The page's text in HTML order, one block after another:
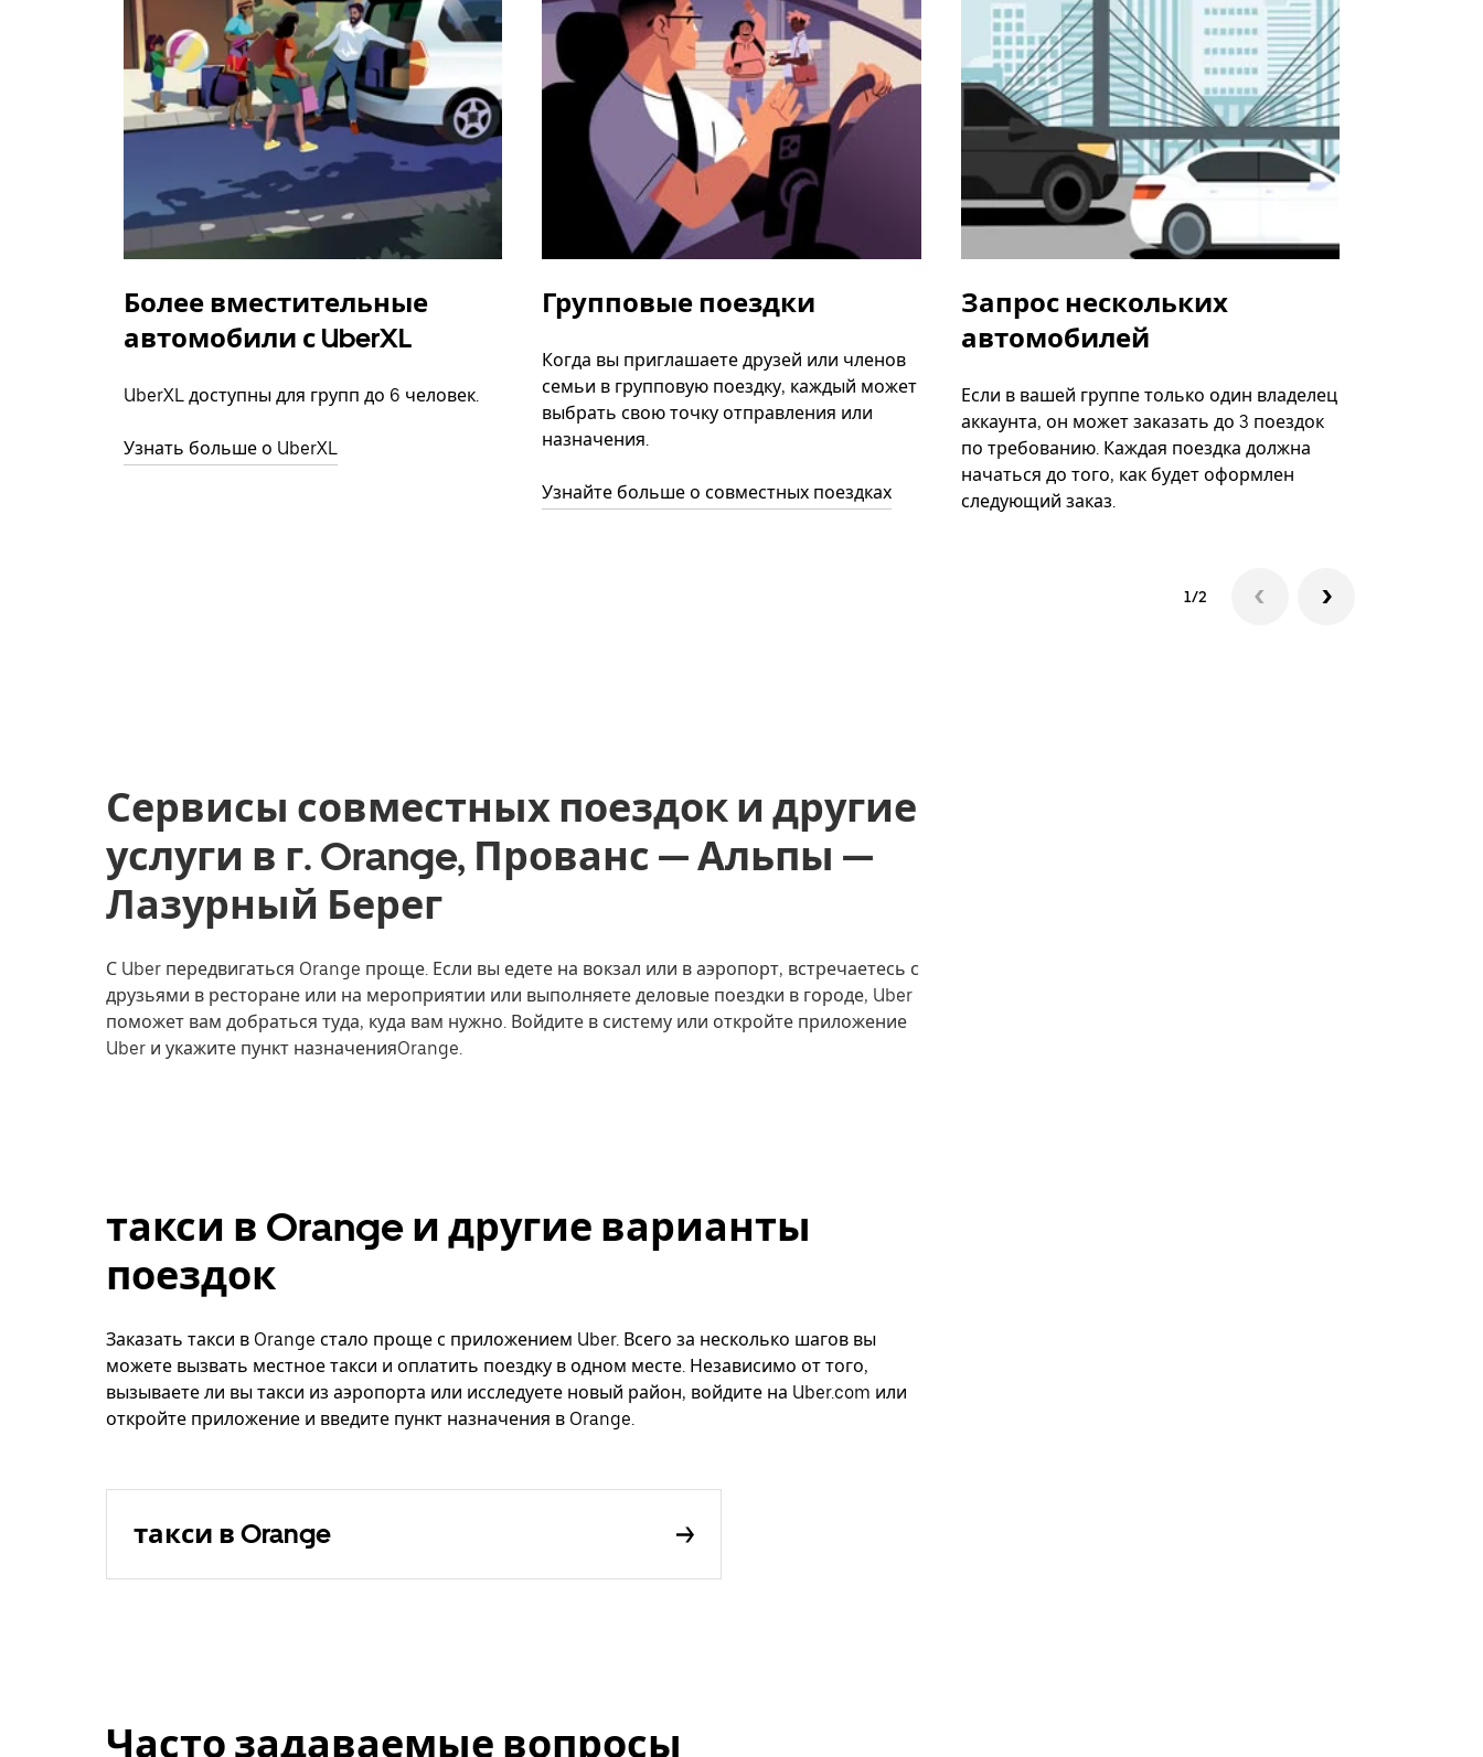
Более вместительные
автомобили с UberXL
UberXL доступны для групп до 6 человек.
Узнать больше о UberXL
Групповые поездки
Когда вы приглашаете друзей или членов
семьи в групповую поездку, каждый может
выбрать свою точку отправления или
назначения.
Узнайте больше о совместных поездках
Запрос нескольких
автомобилей
Если в вашей группе только один владелец
аккаунта, он может заказать до 3 поездок
по требованию. Каждая поездка должна
начаться до того, как будет оформлен
следующий заказ.
1/2
Сервисы совместных поездок и другие
услуги в г. Orange, Прованс — Альпы —
Лазурный Берег
С Uber передвигаться Orange проще. Если вы едете на вокзал или в аэропорт, встречаетесь с
друзьями в ресторане или на мероприятии или выполняете деловые поездки в городе, Uber
поможет вам добраться туда, куда вам нужно. Войдите в систему или откройте приложение
Uber и укажите пункт назначенияOrange.
такси в Orange и другие варианты
поездок
Заказать такси в Orange стало проще с приложением Uber. Всего за несколько шагов вы
можете вызвать местное такси и оплатить поездку в одном месте. Независимо от того,
вызываете ли вы такси из аэропорта или исследуете новый район, войдите на Uber.com или
откройте приложение и введите пункт назначения в Orange.
такси в Orange
Часто задаваемые вопросы